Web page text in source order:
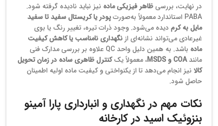
در نهایت، بررسیظاهر فیزیکی ماده نیز نباید نادیده گرفته شود.
PABA استاندارد معمولاً به‌صورت
پودر یا کریستال سفید تا سفید
مایل به کرم دیده می‌شود. وجود ذرات تیره، تغییر رنگ یا بوی
غیرعادی می‌تواند نشانه‌ای از نگهداری نامناسب یا کاهش کیفیت
ماده
باشد. به همین دلیل واحد QC علاوه بر بررسی مدارک فنی
مانندCOA و MSDS ، معمولاً یککنترل ظاهری ساده در زمان تحویل
کالا نیز انجام می‌دهد تا از یکنواختی و کیفیت ماده اولیه اطمینان
حاصل شود.
نکات مهم در نگهداری و انبارداری پارا آمینو
بنزوئیک اسید در کارخانه